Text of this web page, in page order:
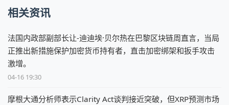
相关资讯
法国内政部副部长让-迪迪埃·贝尔热在巴黎区块链周直言，当局
正推出新措施保护加密货币持有者，直击加密绑架和扳手攻击
激增。
04-16 19:30
摩根大通分析师表示Clarity Act谈判接近突破，但XRP预测市场